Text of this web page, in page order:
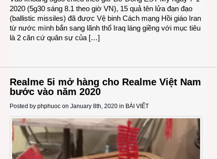
2020 (5g30 sáng 8.1 theo giờ VN), 15 quả tên lửa đạn đạo
(ballistic missiles) đã được Vệ binh Cách mạng Hồi giáo Iran
từ nước mình bắn sang lãnh thổ Iraq láng giềng với mục tiêu
là 2 căn cứ quân sự của […]
Realme 5i mở hàng cho Realme Việt Nam
bước vào năm 2020
Posted by phphuoc on January 8th, 2020 in BÀI VIẾT